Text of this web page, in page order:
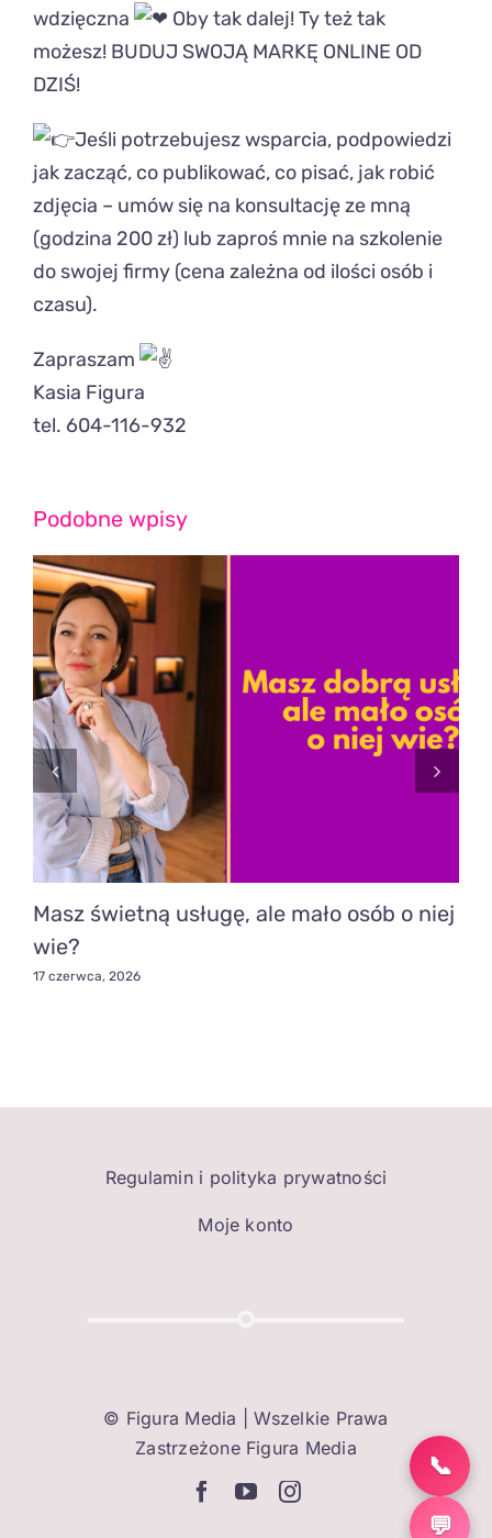
wdzięczna
Oby tak dalej! Ty też tak
możesz! BUDUJ SWOJĄ MARKĘ ONLINE OD
DZIŚ!
Jeśli potrzebujesz wsparcia, podpowiedzi
jak zacząć, co publikować, co pisać, jak robić
zdjęcia – umów się na konsultację ze mną
(godzina 200 zł) lub zaproś mnie na szkolenie
do swojej firmy (cena zależna od ilości osób i
czasu).
Zapraszam
Kasia Figura
tel. 604-116-932
Podobne wpisy
Masz świetną usługę, ale mało osób o niej
wie?
17 czerwca, 2026
Regulamin i polityka prywatności
Moje konto
© Figura Media | Wszelkie Prawa
Zastrzeżone Figura Media
📞
💬